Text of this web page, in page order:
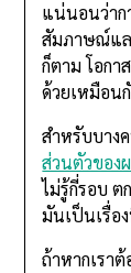
แน่นอนว่าก
สัมภาษณ์แล
ก็ตาม โอก
ด้วยเหมือน
สำหรับบาง
ส่วนตัวของ
ไม่รู้กี่รอบ ต
มันเป็นเรื่อ
ถ้าหากเรา